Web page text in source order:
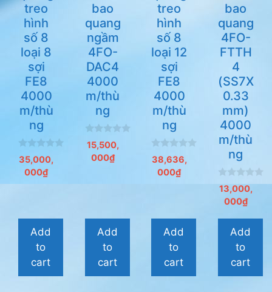
treo
hình
số 8
loại 8
sợi
FE8
4000
m/thù
ng
0
n
35,000,
000₫
Add
to
cart
bao
quang
ngầm
4FO-
DAC4
4000
m/thù
ng
0
n
15,500,
000₫
Add
to
cart
treo
hình
số 8
loại 12
sợi
FE8
4000
m/thù
ng
0
n
38,636,
000₫
Add
to
cart
bao
quang
4FO-
FTTH
4
(SS7X
0.33
mm)
4000
m/thù
ng
0
n
à
13,000,
000₫
Add
to
cart